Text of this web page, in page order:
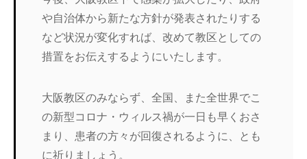
や自治体から新たな方針が発表されたりする
など状況が変化すれば、改めて教区としての
措置をお伝えするようにいたします。
大阪教区のみならず、全国、また全世界でこ
の新型コロナ・ウィルス禍が一日も早くおさ
まり、患者の方々が回復されるように、とも
に祈りましょう。